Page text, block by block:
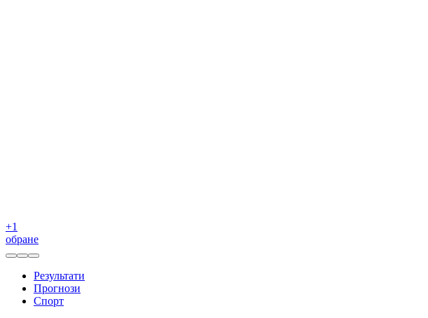
+1
обране
Результати
Прогнози
Спорт